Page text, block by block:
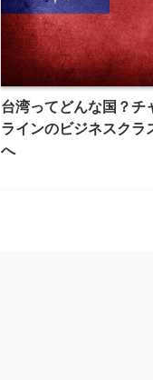
台湾ってどんな国？チ
ラインのビジネスクラ
へ